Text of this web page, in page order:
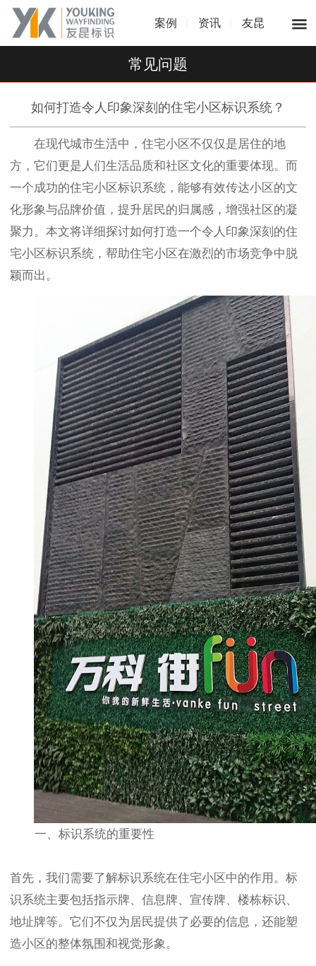
案例 资讯 友昆
常见问题
如何打造令人印象深刻的住宅小区标识系统？
在现代城市生活中，住宅小区不仅仅是居住的地
方，它们更是人们生活品质和社区文化的重要体现。而
一个成功的住宅小区标识系统，能够有效传达小区的文
化形象与品牌价值，提升居民的归属感，增强社区的凝
聚力。本文将详细探讨如何打造一个令人印象深刻的住
宅小区标识系统，帮助住宅小区在激烈的市场竞争中脱
颖而出。
一、标识系统的重要性
首先，我们需要了解标识系统在住宅小区中的作用。标
识系统主要包括指示牌、信息牌、宣传牌、楼栋标识、
地址牌等。它们不仅为居民提供了必要的信息，还能塑
造小区的整体氛围和视觉形象。